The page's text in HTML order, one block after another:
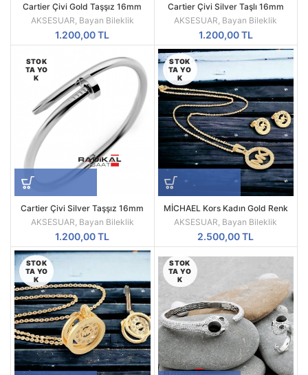
Cartier Çivi Gold Taşşız 16mm
Bayan Bileklik
AKSESUAR Bayan Bileklik
1.200,00TL
Cartier Çivi Silver Taşlı 16mm
Bayan Bileklik
AKSESUAR Bayan Bileklik
1.200,00TL
STOK
TA YO
K
Cartier Çivi Silver Taşşız 16mm
Bayan Bileklik
AKSESUAR, Bayan Bileklik
1.200,00TL
STOK
TA YO
K
MİCHAEL Kors Kadın Gold Renk
Kolye & Küpe Seti
AKSESUAR, Bayan Bileklik
2.500,00TL
STOK
TA YO
K
STOK
TA YO
K